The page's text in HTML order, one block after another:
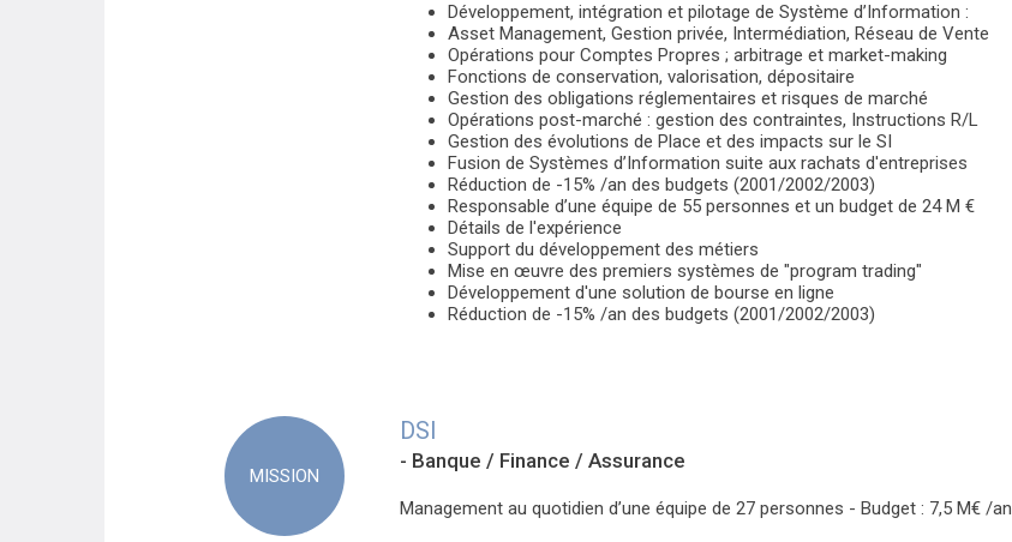
Développement, intégration et pilotage de Système d’Information :
Asset Management, Gestion privée, Intermédiation, Réseau de Vente
Opérations pour Comptes Propres ; arbitrage et market-making
Fonctions de conservation, valorisation, dépositaire
Gestion des obligations réglementaires et risques de marché
Opérations post-marché : gestion des contraintes, Instructions R/L
Gestion des évolutions de Place et des impacts sur le SI
Fusion de Systèmes d’Information suite aux rachats d'entreprises
Réduction de -15% /an des budgets (2001/2002/2003)
Responsable d’une équipe de 55 personnes et un budget de 24 M €
Détails de l'expérience
Support du développement des métiers
Mise en œuvre des premiers systèmes de "program trading"
Développement d'une solution de bourse en ligne
Réduction de -15% /an des budgets (2001/2002/2003)
MISSION
DSI
- Banque / Finance / Assurance
Management au quotidien d’une équipe de 27 personnes - Budget : 7,5 M€ /an